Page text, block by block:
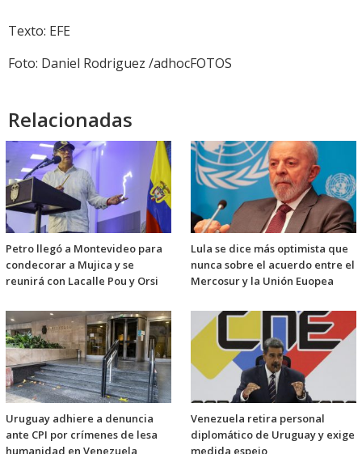
Texto: EFE
Foto: Daniel Rodriguez /adhocFOTOS
Relacionadas
Petro llegó a Montevideo para
condecorar a Mujica y se
reunirá con Lacalle Pou y Orsi
Lula se dice más optimista que
nunca sobre el acuerdo entre el
Mercosur y la Unión Euopea
Uruguay adhiere a denuncia
ante CPI por crímenes de lesa
humanidad en Venezuela
Venezuela retira personal
diplomático de Uruguay y exige
medida espejo